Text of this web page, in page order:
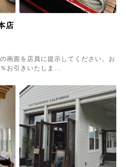
店
画面を店員に提示してください。お
お引きいたしま...